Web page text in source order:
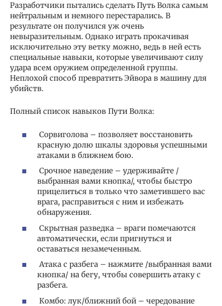
Разработчики пытались сделать Путь Волка самым
нейтральным и немного перестарались. В
результате он получился уж очень
невыразительным. Однако играть прокачивая
исключительно эту ветку можно, ведь в ней есть
специальные навыки, которые увеличивают силу
удара всем оружием определенной группы.
Неплохой способ превратить Эйвора в машину для
убийств.
Полный список навыков Пути Волка:
Сорвиголова – позволяет восстановить
красную долю шкалы здоровья успешными
атаками в ближнем бою.
Срочное наведение – удерживайте /
выбранная вами кнопка/, чтобы быстро
прицелиться в только что заметившего вас
врага, расправиться с ним и избежать
обнаружения.
Скрытная разведка – враги помечаются
автоматически, если пригнуться и
оставаться незамеченным.
Атака с разбега – нажмите /выбранная вами
кнопка/ на бегу, чтобы совершить атаку с
разбега.
Комбо: лук/ближний бой – чередование